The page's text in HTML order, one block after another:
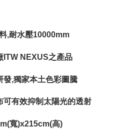
,耐水壓10000mm
ITW NEXUS之產品
發,獨家本土色彩圖騰
有效抑制太陽光的透射
寬)x215cm(高)